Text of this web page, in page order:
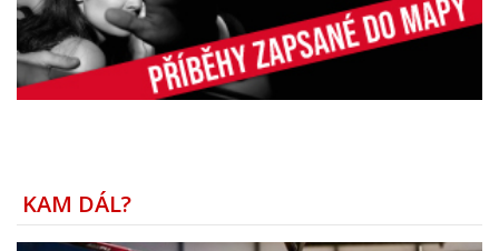
KAM DÁL?